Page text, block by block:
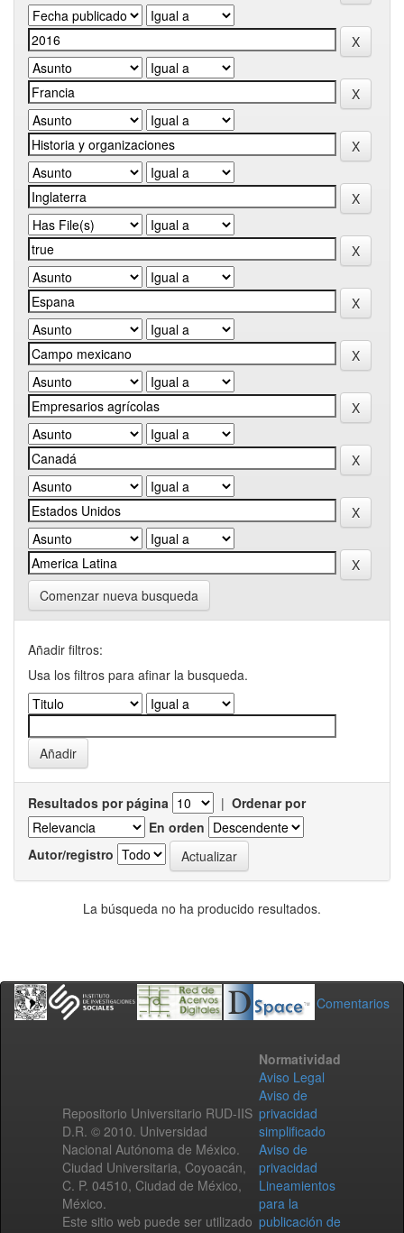
Comenzar nueva busqueda
Añadir filtros:
Usa los filtros para afinar la busqueda.
Resultados por página | Ordenar por
En orden
Autor/registro
La búsqueda no ha producido resultados.
Comentarios
Repositorio Universitario RUD-IIS
D.R. © 2010. Universidad
Nacional Autónoma de México.
Ciudad Universitaria, Coyoacán,
C. P. 04510, Ciudad de México,
México.
Este sitio web puede ser utilizado
Normatividad
Aviso Legal
Aviso de
privacidad
simplificado
Aviso de
privacidad
Lineamientos
para la
publicación de